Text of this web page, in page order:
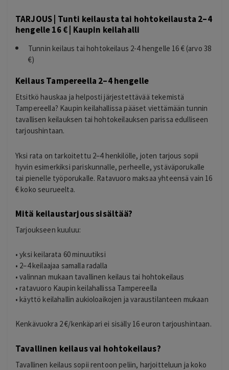
TARJOUS | Tunti keilausta tai hohtokeilausta 2–4
hengelle 16 € | Kaupin keilahalli
Tunnin keilaus tai hohtokeilaus 2-4 hengelle 16 € (arvo 38
€)
Keilaus Tampereella 2–4 hengelle
Etsitkö hauskaa ja helposti järjestettävää tekemistä
Tampereella? Kaupin keilahallissa pääset viettämään tunnin
tavallisen keilauksen tai hohtokeilauksen parissa edulliseen
tarjoushintaan.
Yksi rata on tarkoitettu 2–4 henkilölle, joten tarjous sopii
hyvin esimerkiksi pariskunnalle, perheelle, ystäväporukalle
tai pienelle työporukalle. Ratavuoro maksaa yhteensä vain 16
€ koko seurueelta.
Mitä keilaustarjous sisältää?
Tarjoukseen kuuluu:
• yksi keilarata 60 minuutiksi
• 2–4 keilaajaa samalla radalla
• valinnan mukaan tavallinen keilaus tai hohtokeilaus
• ratavuoro Kaupin keilahallissa Tampereella
• käyttö keilahallin aukioloaikojen ja varaustilanteen mukaan
Kenkävuokra 2 €/kenkäpari ei sisälly 16 euron tarjoushintaan.
Tavallinen keilaus vai hohtokeilaus?
Tavallinen keilaus sopii rentoon peliin, harjoitteluun ja koko